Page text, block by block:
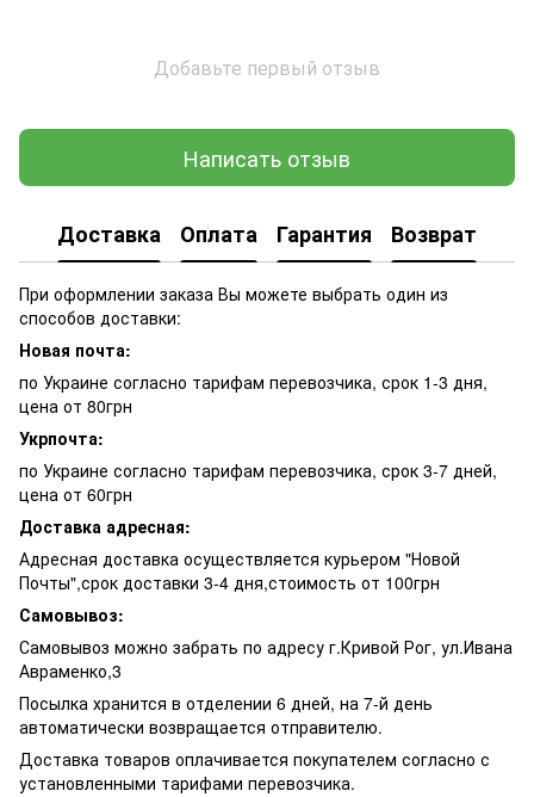
Добавьте первый отзыв
Написать отзыв
Доставка Оплата Гарантия Возврат
При оформлении заказа Вы можете выбрать один из
способов доставки:
Новая почта:
по Украине согласно тарифам перевозчика, срок 1-3 дня,
цена от 80грн
Укрпочта:
по Украине согласно тарифам перевозчика, срок 3-7 дней,
цена от 60грн
Доставка адресная:
Адресная доставка осуществляется курьером "Новой
Почты",срок доставки 3-4 дня,стоимость от 100грн
Самовывоз:
Самовывоз можно забрать по адресу г.Кривой Рог, ул.Ивана
Авраменко,3
Посылка хранится в отделении 6 дней, на 7-й день
автоматически возвращается отправителю.
Доставка товаров оплачивается покупателем согласно с
установленными тарифами перевозчика.